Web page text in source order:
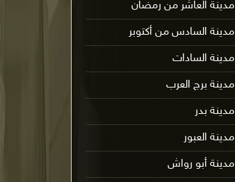
مدينة العاشر من رمضان
مدينة السادس من أكتوبر
مدينة السادات
مدينة برج العرب
مدينة بدر
مدينة العبور
مدينة أبو رواش